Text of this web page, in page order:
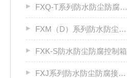
FXQ-T系列防水防尘防腐动力（电磁）起动箱
FXM（D）系列防水防尘防腐照明（动力）配电箱
FXK-S防水防尘防腐控制箱
FXJ系列防水防尘防腐接线箱